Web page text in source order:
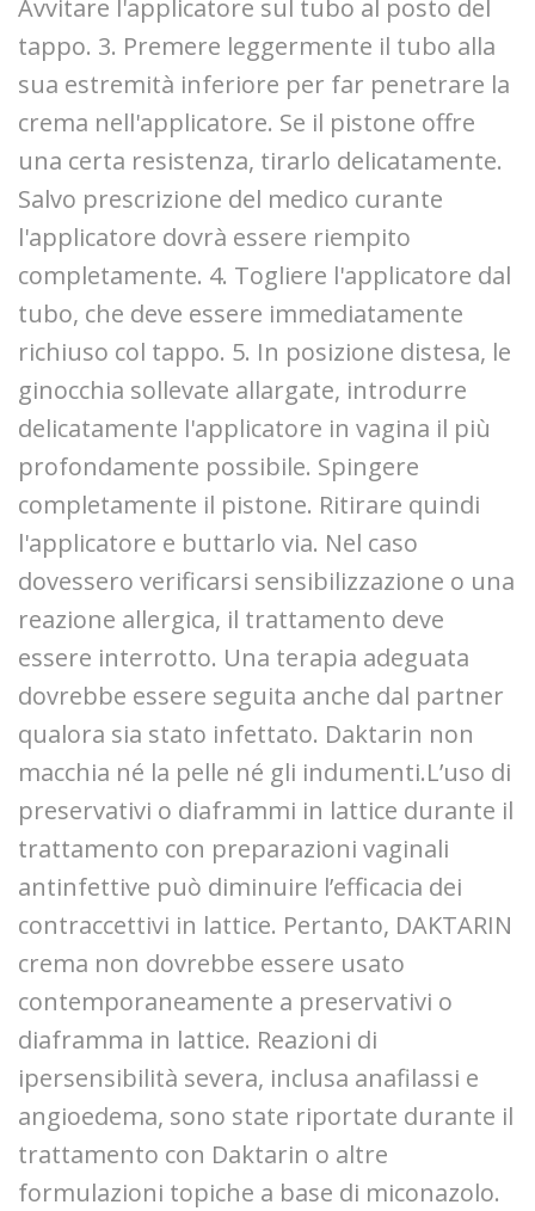
Avvitare l'applicatore sul tubo al posto del
tappo. 3. Premere leggermente il tubo alla
sua estremità inferiore per far penetrare la
crema nell'applicatore. Se il pistone offre
una certa resistenza, tirarlo delicatamente.
Salvo prescrizione del medico curante
l'applicatore dovrà essere riempito
completamente. 4. Togliere l'applicatore dal
tubo, che deve essere immediatamente
richiuso col tappo. 5. In posizione distesa, le
ginocchia sollevate allargate, introdurre
delicatamente l'applicatore in vagina il più
profondamente possibile. Spingere
completamente il pistone. Ritirare quindi
l'applicatore e buttarlo via. Nel caso
dovessero verificarsi sensibilizzazione o una
reazione allergica, il trattamento deve
essere interrotto. Una terapia adeguata
dovrebbe essere seguita anche dal partner
qualora sia stato infettato. Daktarin non
macchia né la pelle né gli indumenti.L’uso di
preservativi o diaframmi in lattice durante il
trattamento con preparazioni vaginali
antinfettive può diminuire l’efficacia dei
contraccettivi in lattice. Pertanto, DAKTARIN
crema non dovrebbe essere usato
contemporaneamente a preservativi o
diaframma in lattice. Reazioni di
ipersensibilità severa, inclusa anafilassi e
angioedema, sono state riportate durante il
trattamento con Daktarin o altre
formulazioni topiche a base di miconazolo.